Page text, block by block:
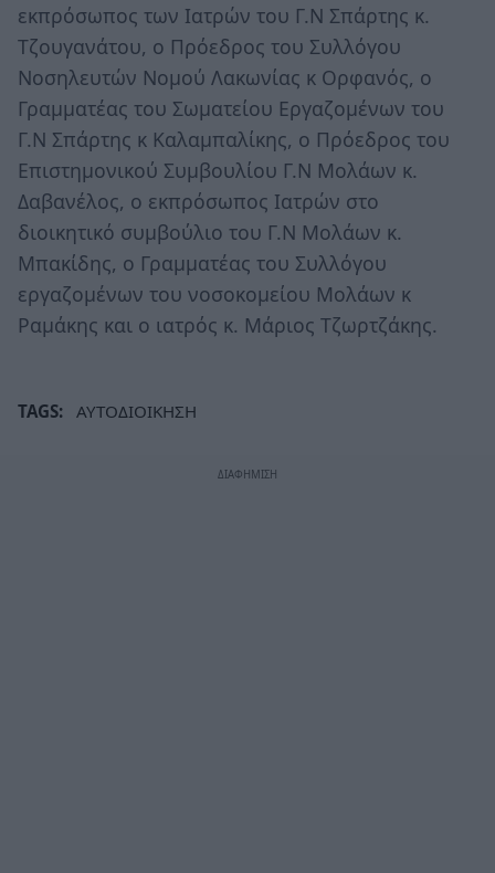
εκπρόσωπος των Ιατρών του Γ.Ν Σπάρτης κ.
Τζουγανάτου, ο Πρόεδρος του Συλλόγου
Νοσηλευτών Νομού Λακωνίας κ Ορφανός, ο
Γραμματέας του Σωματείου Εργαζομένων του
Γ.Ν Σπάρτης κ Καλαμπαλίκης, ο Πρόεδρος του
Επιστημονικού Συμβουλίου Γ.Ν Μολάων κ.
Δαβανέλος, ο εκπρόσωπος Ιατρών στο
διοικητικό συμβούλιο του Γ.Ν Μολάων κ.
Μπακίδης, ο Γραμματέας του Συλλόγου
εργαζομένων του νοσοκομείου Μολάων κ
Ραμάκης και ο ιατρός κ. Μάριος Τζωρτζάκης.
TAGS: ΑΥΤΟΔΙΟΙΚΗΣΗ